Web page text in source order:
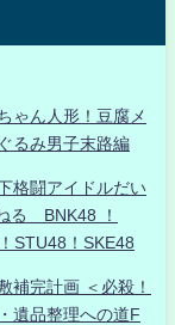
ゃん人形！豆腐メ
るみ男子末路編
格闘アイドルだい
る BNK48 ！
STU48！SKE48
補完計画 ＜必殺！
遺品整理への道F